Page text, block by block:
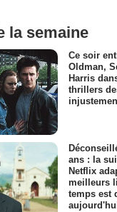
la semaine
Ce soir
Oldman,
Harris
thrillers
ans : la
Netflix
meilleurs
temps est